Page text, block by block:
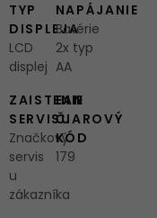
TYP
DISPLEJA
LCD
displej
NAPÁJANIE
Batérie
2x typ
AA
ZAISTENIE
SERVISU
Značkový
servis
u
zákazníka
EAN
ČIAROVÝ
KÓD
179